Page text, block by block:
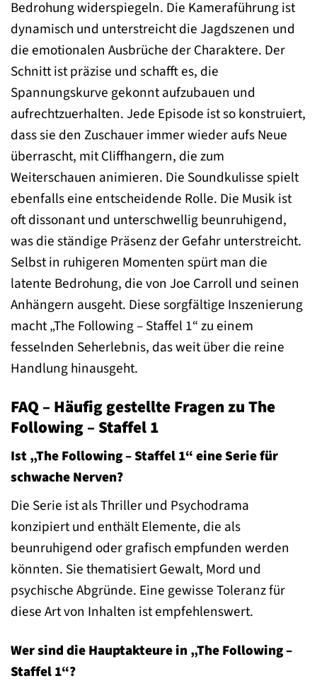
Bedrohung widerspiegeln. Die Kameraführung ist
dynamisch und unterstreicht die Jagdszenen und
die emotionalen Ausbrüche der Charaktere. Der
Schnitt ist präzise und schafft es, die
Spannungskurve gekonnt aufzubauen und
aufrechtzuerhalten. Jede Episode ist so konstruiert,
dass sie den Zuschauer immer wieder aufs Neue
überrascht, mit Cliffhangern, die zum
Weiterschauen animieren. Die Soundkulisse spielt
ebenfalls eine entscheidende Rolle. Die Musik ist
oft dissonant und unterschwellig beunruhigend,
was die ständige Präsenz der Gefahr unterstreicht.
Selbst in ruhigeren Momenten spürt man die
latente Bedrohung, die von Joe Carroll und seinen
Anhängern ausgeht. Diese sorgfältige Inszenierung
macht „The Following – Staffel 1“ zu einem
fesselnden Seherlebnis, das weit über die reine
Handlung hinausgeht.
FAQ – Häufig gestellte Fragen zu The
Following – Staffel 1
Ist „The Following – Staffel 1“ eine Serie für
schwache Nerven?
Die Serie ist als Thriller und Psychodrama
konzipiert und enthält Elemente, die als
beunruhigend oder grafisch empfunden werden
könnten. Sie thematisiert Gewalt, Mord und
psychische Abgründe. Eine gewisse Toleranz für
diese Art von Inhalten ist empfehlenswert.
Wer sind die Hauptakteure in „The Following –
Staffel 1“?